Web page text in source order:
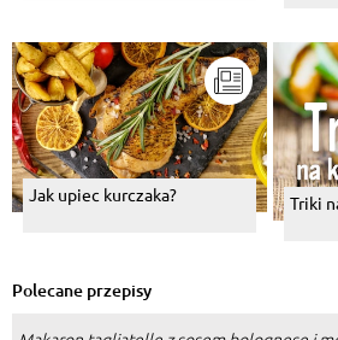
Jak upiec kurczaka? Triki
Polecane przepisy